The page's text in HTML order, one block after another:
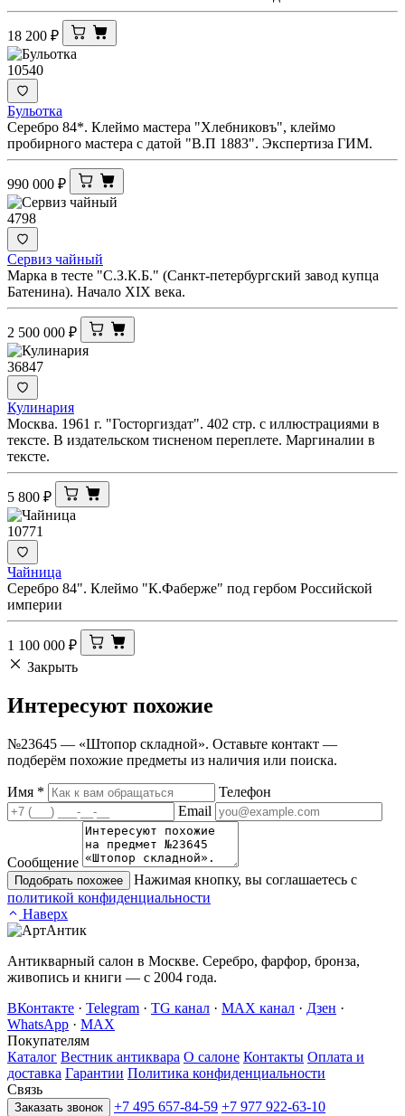
18 200 ₽
10540
Бульотка
Серебро 84*. Клеймо мастера "Хлебниковъ", клеймо
пробирного мастера с датой "В.П 1883". Экспертиза ГИМ.
990 000 ₽
4798
Сервиз чайный
Марка в тесте "С.З.К.Б." (Санкт-петербургский завод купца
Батенина). Начало XIX века.
2 500 000 ₽
36847
Кулинария
Москва. 1961 г. "Госторгиздат". 402 стр. с иллюстрациями в
тексте. В издательском тисненом переплете. Маргиналии в
тексте.
5 800 ₽
10771
Чайница
Серебро 84". Клеймо "К.Фаберже" под гербом Российской
империи
1 100 000 ₽
Закрыть
Интересуют похожие
№23645 — «Штопор складной». Оставьте контакт —
подберём похожие предметы из наличия или поиска.
Имя *
Телефон
Email
Сообщение
Подобрать похожее
Нажимая кнопку, вы соглашаетесь с
политикой конфиденциальности
Наверх
Антикварный салон в Москве. Серебро, фарфор, бронза,
живопись и книги — с 2004 года.
ВКонтакте · Telegram · TG канал · MAX канал · Дзен ·
WhatsApp · MAX
Покупателям
Каталог Вестник антиквара О салоне Контакты Оплата и
доставка Гарантии Политика конфиденциальности
Связь
Заказать звонок +7 495 657-84-59 +7 977 922-63-10